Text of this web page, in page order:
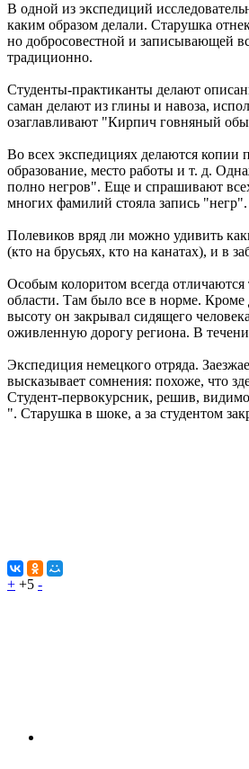
В одной из экспедиций
каким образом делали. Старушка
но добросовестной и записывающей
традиционно.
Студенты-практиканты делают
саман делают из глины и навоза,
озаглавливают "Кирпич говняный
Во всех экспедициях делаются копии
образование, место работы и т. д.
полно негров". Еще и спрашивают
многих фамилий стояла запись
Полевиков вряд ли можно удивить
(кто на брусьях, кто на канатах), и в
Особым колоритом всегда
области. Там было все в норме.
высоту он закрывал сидящего
оживленную дорогу региона. В
Экспедиция немецкого отряда.
высказывает сомнения: похоже, что
Студент-первокурсник, решив,
". Старушка в шоке, а за студентом
+ +5 -